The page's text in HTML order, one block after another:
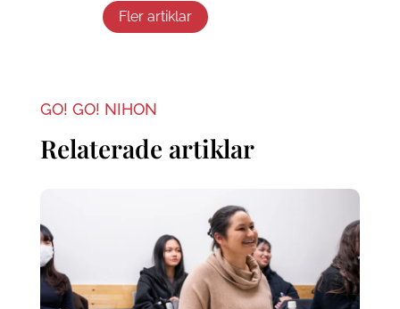
Fler artiklar
GO! GO! NIHON
Relaterade artiklar